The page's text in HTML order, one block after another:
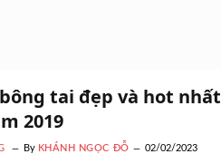
tai đẹp và hot nhất
2019
By KHÁNH NGỌC ĐỖ 02/02/2023